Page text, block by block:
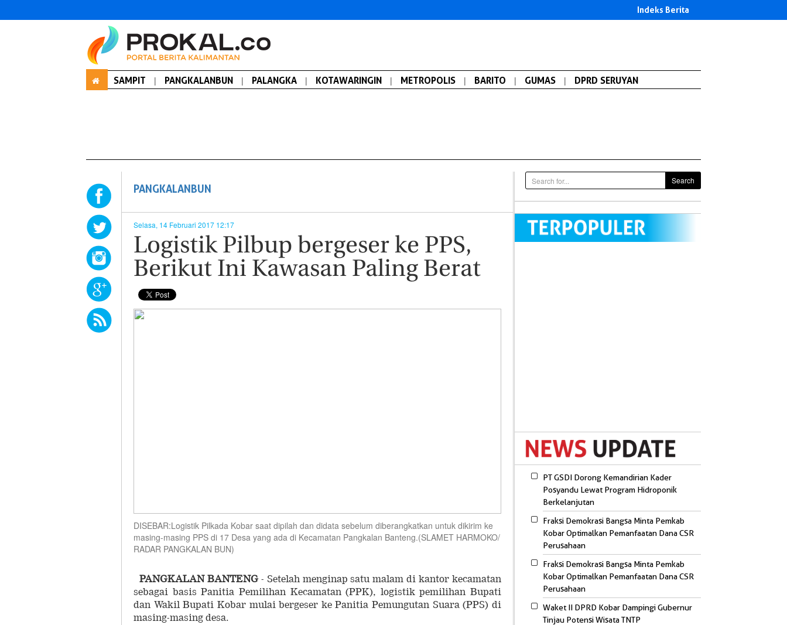
Indeks Berita
SAMPIT | PANGKALANBUN | PALANGKA | KOTAWARINGIN | METROPOLIS | BARITO | GUMAS | DPRD SERUYAN
PANGKALANBUN
Selasa, 14 Februari 2017 12:17
Logistik Pilbup bergeser ke PPS,
Berikut Ini Kawasan Paling Berat
DISEBAR:Logistik Pilkada Kobar saat dipilah dan didata sebelum diberangkatkan untuk dikirim ke
masing-masing PPS di 17 Desa yang ada di Kecamatan Pangkalan Banteng.(SLAMET HARMOKO/
RADAR PANGKALAN BUN)
PANGKALAN BANTENG- Setelah menginap satu malam di kantor kecamatan
sebagai basis Panitia Pemilihan Kecamatan (PPK), logistik pemilihan Bupati
dan Wakil Bupati Kobar mulai bergeser ke Panitia Pemungutan Suara (PPS) di
masing-masing desa.
Search
PT GSDI Dorong Kemandirian Kader
Posyandu Lewat Program Hidroponik
Berkelanjutan
Fraksi Demokrasi Bangsa Minta Pemkab
Kobar Optimalkan Pemanfaatan Dana CSR
Perusahaan
Fraksi Demokrasi Bangsa Minta Pemkab
Kobar Optimalkan Pemanfaatan Dana CSR
Perusahaan
Waket II DPRD Kobar Dampingi Gubernur
Tinjau Potensi Wisata TNTP